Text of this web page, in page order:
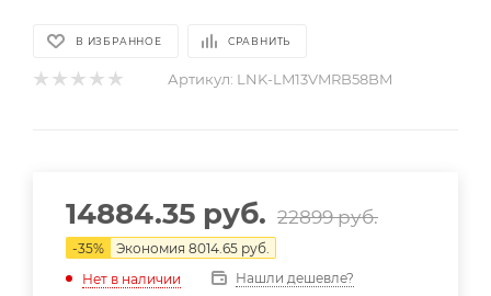
В ИЗБРАННОЕ СРАВНИТЬ
Артикул: LNK-LM13VMRB58BM
14884.35 руб. 22899руб.
-35% Экономия 8014.65 руб.
Нет в наличии
Нашли дешевле?